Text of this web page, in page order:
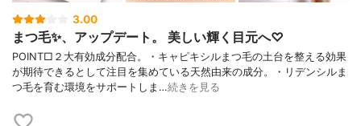
3.00
まつ毛✨、アップデート。 美しい輝く目元へ♡
POINT□２大有効成分配合。・キャピキシルまつ毛の土台を整える効果
が期待できるとして注目を集めている天然由来の成分。・リデンシルま
つ毛を育む環境をサポートしま…続きを見る